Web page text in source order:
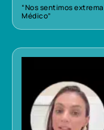
“Nos sentimos
Médico”